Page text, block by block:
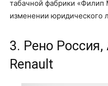
табачной фабрики
изменении юридического
3. Рено
Renault